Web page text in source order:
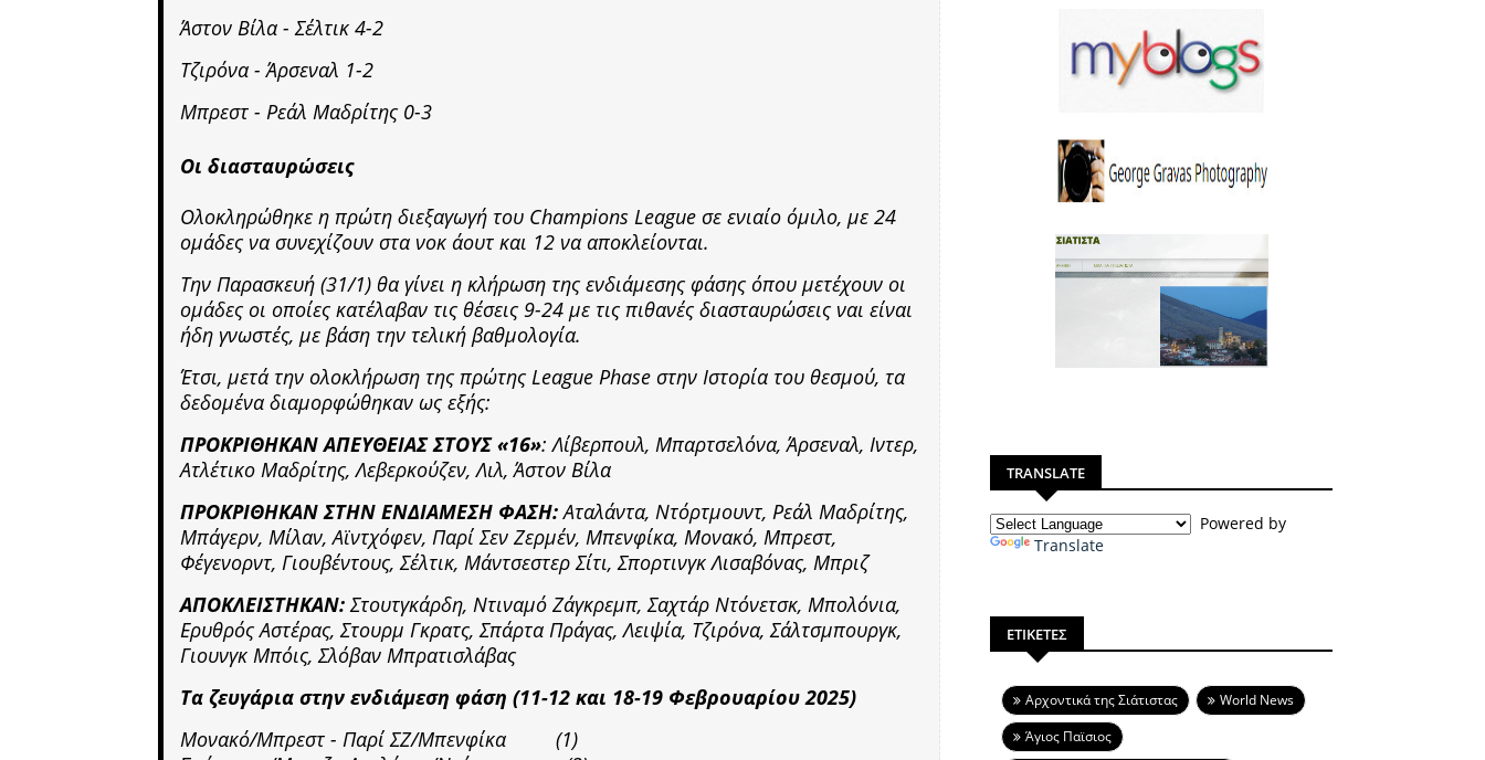
Άστον Βίλα - Σέλτικ 4-2
Τζιρόνα - Άρσεναλ 1-2
Μπρεστ - Ρεάλ Μαδρίτης 0-3
Οι διασταυρώσεις
Ολοκληρώθηκε η πρώτη διεξαγωγή του Champions League σε ενιαίο όμιλο, με 24
ομάδες να συνεχίζουν στα νοκ άουτ και 12 να αποκλείονται.
Την Παρασκευή (31/1) θα γίνει η κλήρωση της ενδιάμεσης φάσης όπου μετέχουν οι
ομάδες οι οποίες κατέλαβαν τις θέσεις 9-24 με τις πιθανές διασταυρώσεις ναι είναι
ήδη γνωστές, με βάση την τελική βαθμολογία.
Έτσι, μετά την ολοκλήρωση της πρώτης League Phase στην Ιστορία του θεσμού, τα
δεδομένα διαμορφώθηκαν ως εξής:
ΠΡΟΚΡΙΘΗΚΑΝ ΑΠΕΥΘΕΙΑΣ ΣΤΟΥΣ «16»: Λίβερπουλ, Μπαρτσελόνα, Άρσεναλ, Ιντερ,
Ατλέτικο Μαδρίτης, Λεβερκούζεν, Λιλ, Άστον Βίλα
ΠΡΟΚΡΙΘΗΚΑΝ ΣΤΗΝ ΕΝΔΙΑΜΕΣΗ ΦΑΣΗ:Αταλάντα, Ντόρτμουντ, Ρεάλ Μαδρίτης,
Μπάγερν, Μίλαν, Αϊντχόφεν, Παρί Σεν Ζερμέν, Μπενφίκα, Μονακό, Μπρεστ,
Φέγενορντ, Γιουβέντους, Σέλτικ, Μάντσεστερ Σίτι, Σπορτινγκ Λισαβόνας, Μπριζ
ΑΠΟΚΛΕΙΣΤΗΚΑΝ: Στουτγκάρδη, Ντιναμό Ζάγκρεμπ, Σαχτάρ Ντόνετσκ, Μπολόνια,
Ερυθρός Αστέρας, Στουρμ Γκρατς, Σπάρτα Πράγας, Λειψία, Τζιρόνα, Σάλτσμπουργκ,
Γιουνγκ Μπόις, Σλόβαν Μπρατισλάβας
Τα ζευγάρια στην ενδιάμεση φάση (11-12 και 18-19 Φεβρουαρίου 2025)
Μονακό/Μπρεστ - Παρί ΣΖ/Μπενφίκα (1)
TRANSLATE
Powered by
Translate
ΕΤΙΚΕΤΕΣ
Aρχοντικά της Σιάτιστας
World News
Άγιος Παϊσιος